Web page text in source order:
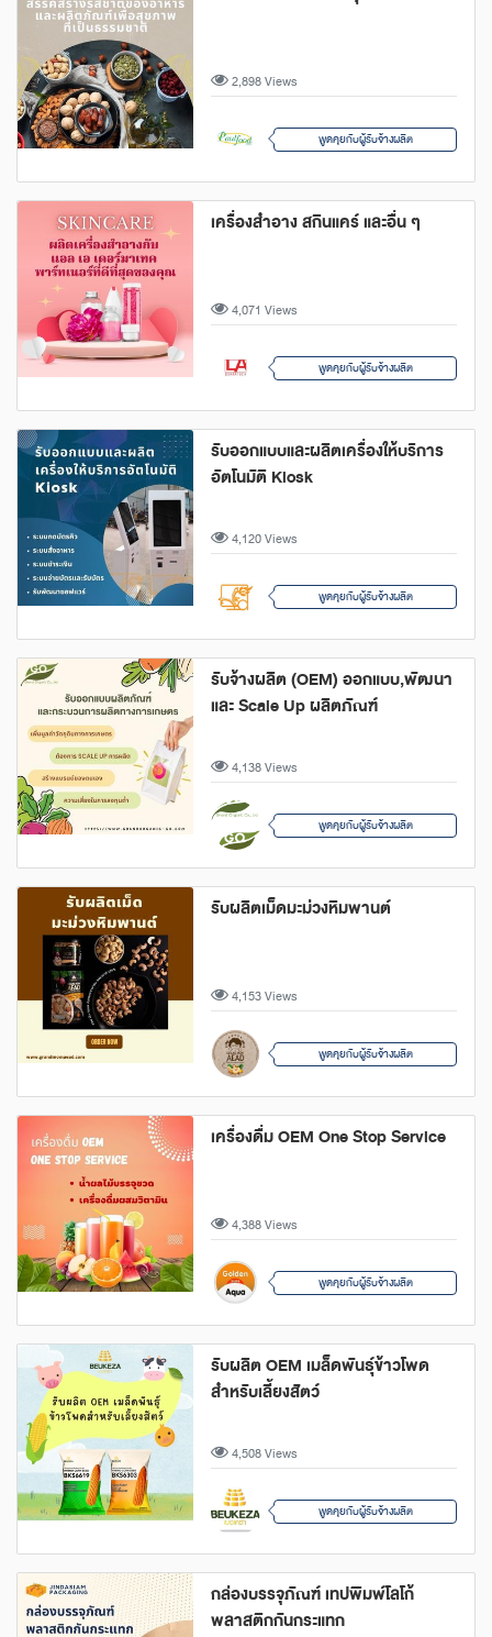
2,898 Views
พูดคุยกับผู้รับจ้างผลิต
เครื่องสำอาง สกินแคร์ และอื่น ๆ
4,071 Views
พูดคุยกับผู้รับจ้างผลิต
รับออกแบบและผลิตเครื่องให้บริการ
อัตโนมัติ Kiosk
4,120 Views
พูดคุยกับผู้รับจ้างผลิต
รับจ้างผลิต (OEM) ออกแบบ,พัฒนา
และ Scale Up ผลิตภัณฑ์
4,138 Views
พูดคุยกับผู้รับจ้างผลิต
รับผลิตเม็ดมะม่วงหิมพานต์
4,153 Views
พูดคุยกับผู้รับจ้างผลิต
เครื่องดื่ม OEM One Stop Service
4,388 Views
พูดคุยกับผู้รับจ้างผลิต
รับผลิต OEM เมล็ดพันธุ์ข้าวโพด
สำหรับเลี้ยงสัตว์
4,508 Views
พูดคุยกับผู้รับจ้างผลิต
กล่องบรรจุภัณฑ์ เทปพิมพ์โลโก้
พลาสติกกันกระแทก